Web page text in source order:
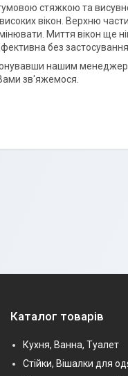
стяжкою та
вікон. Верхню
Миття вікон ще
без
нашим
зв'яжемося.
Каталог товарів
Кухня, Ванна, Туалет
Стійки, Вішалки для